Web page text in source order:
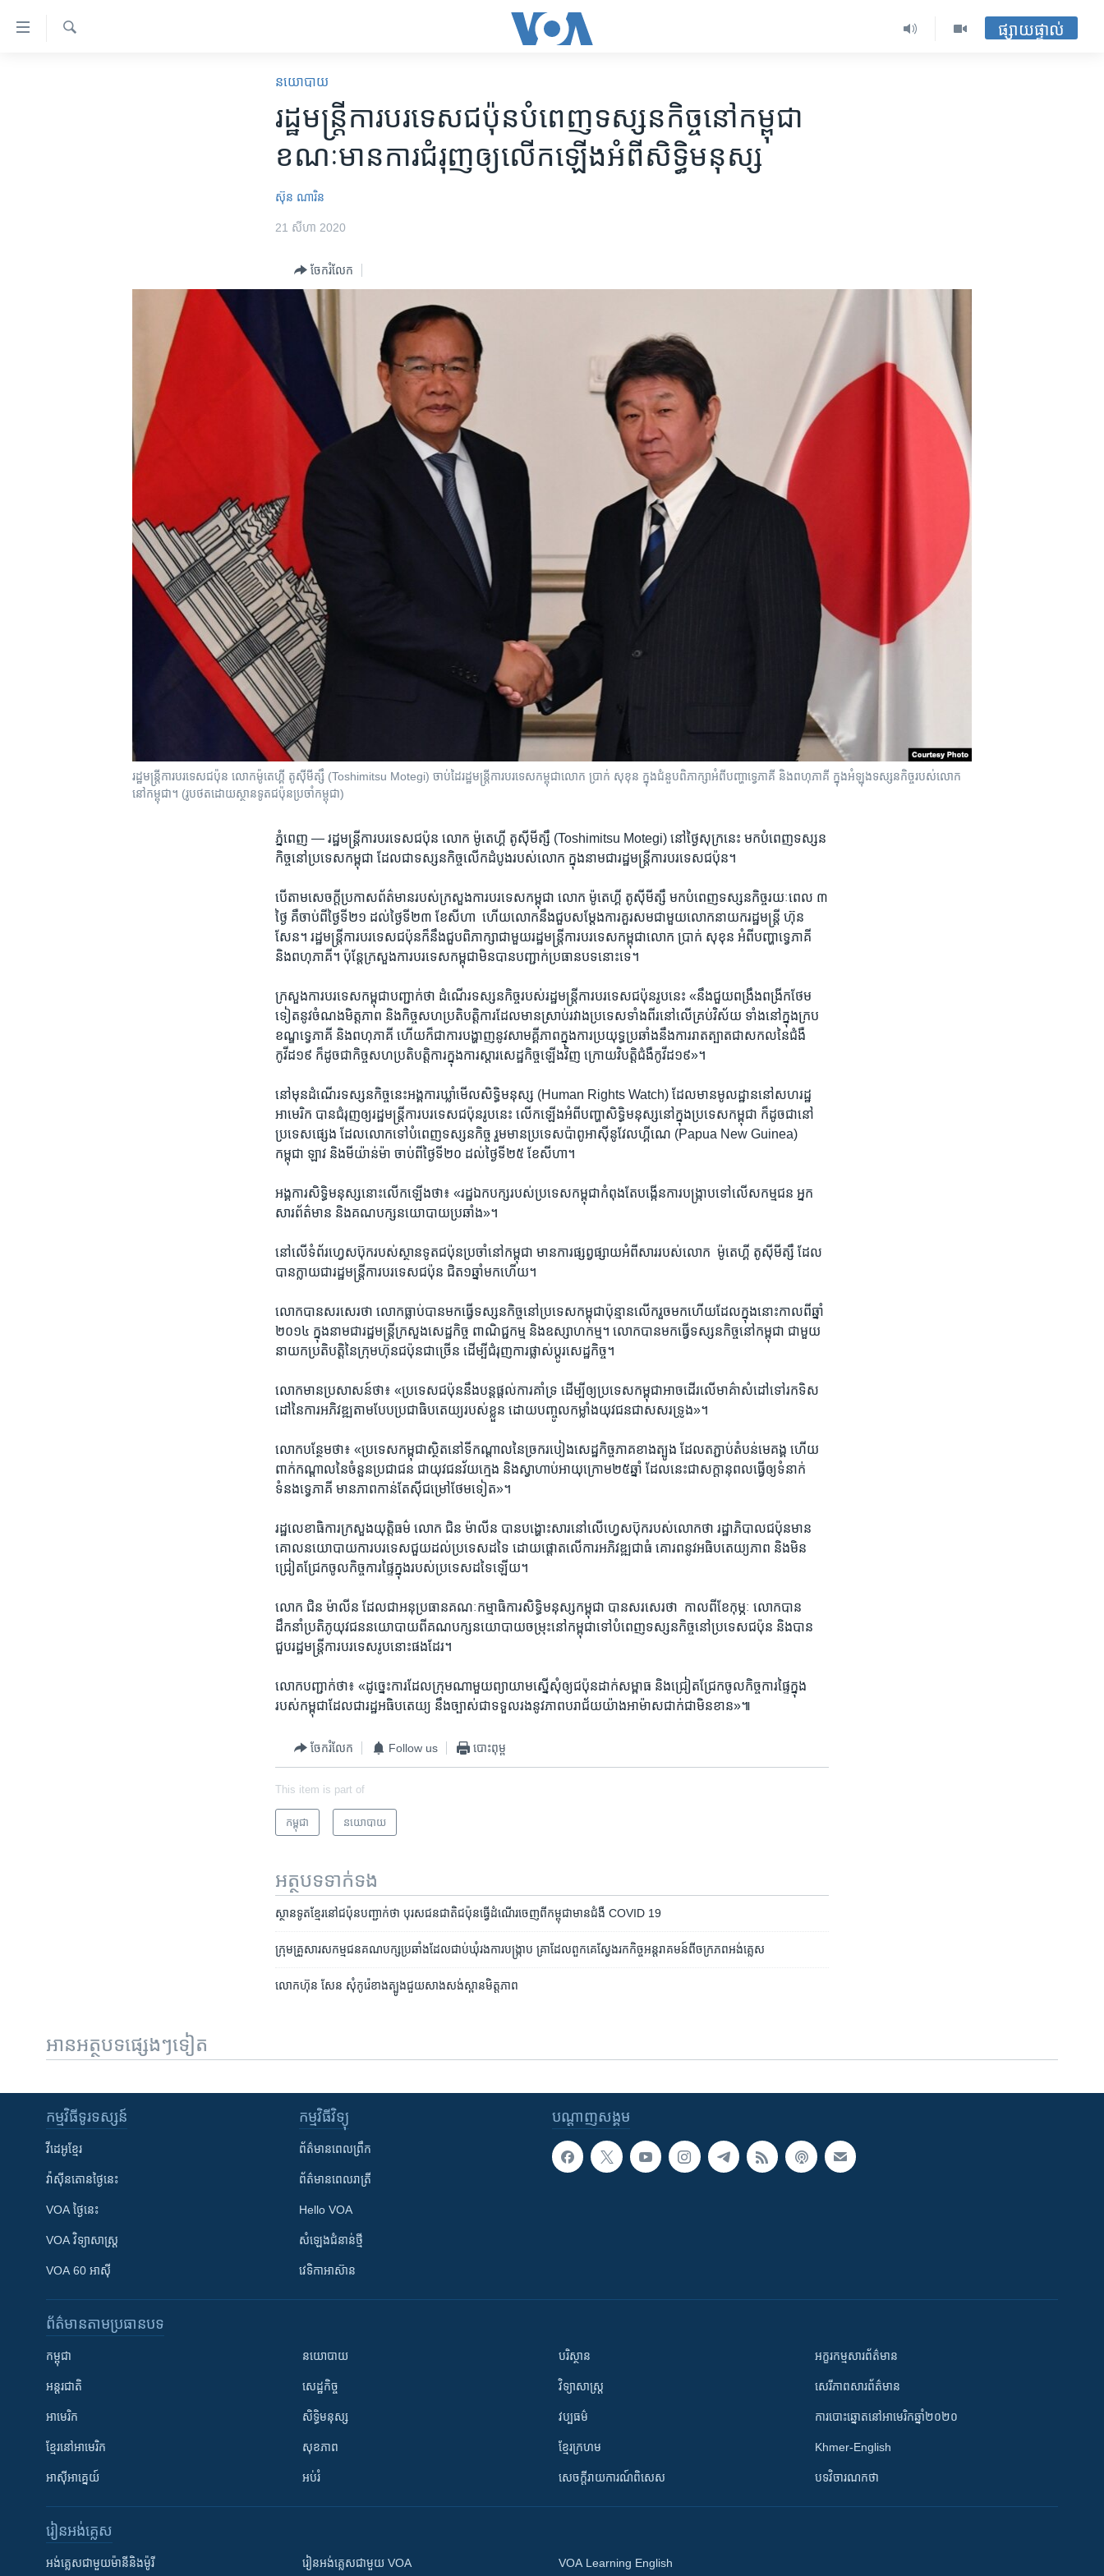
ទៅ​
ផ្សាយផ្ទាល់
នយោបាយ
រដ្ឋមន្រ្តីការបរទេសជប៉ុនបំពេញទស្សនកិច្ចនៅកម្ពុជា
ខណៈមានការជំរុញឲ្យលើកឡើងអំពីសិទ្ធិមនុស្ស
ស៊ុន ណារិន
21 សីហា 2020
ចែករំលែក
រដ្ឋមន្រ្តីការបរទេសជប៉ុន លោកម៉ូតេហ្គី តូស៊ីមីត្សឹ (Toshimitsu Motegi) ចាប់ដៃរដ្ឋមន្រ្តីការបរទេសកម្ពុជាលោក ប្រាក់ សុខុន ក្នុងជំនួបពិភាក្សាអំពីបញ្ហាទ្វេភាគី និងពហុភាគី ក្នុងអំឡុងទស្សនកិច្ចរបស់លោក
នៅកម្ពុជា។ (រូបថតដោយស្ថានទូតជប៉ុនប្រចាំកម្ពុជា)
ភ្នំពេញ —រដ្ឋមន្រ្តី​ការ​បរទេស​ជប៉ុន​ លោក​ ម៉ូតេហ្គី តូស៊ីមីត្សឹ​ (Toshimitsu Motegi)​ នៅ​ថ្ងៃ​សុក្រ​នេះ ​មក​បំពេញ​ទស្សន​
កិច្ច​នៅ​ប្រទេស​កម្ពុជា ​ដែល​ជា​ទស្សន​កិច្ច​លើក​ដំបូង​របស់​លោក ​ក្នុង​នាម​ជា​រដ្ឋមន្រ្តី​ការ​បរទេស​ជប៉ុន។​
បើ​តាម​សេចក្តី​ប្រកាស​ព័ត៌មាន​របស់​ក្រសួង​ការ​បរទេស​កម្ពុជា ​លោក ​ម៉ូតេហ្គី តូស៊ីមីត្សឹ​ មក​បំពេញ​ទស្សន​កិច្ច​រយៈ​ពេល ​៣​
ថ្ងៃ​ គឺ​ចាប់​ពី​ថ្ងៃ​ទី​២១​ ដល់​ថ្ងៃ​ទី​២៣ ​ខែ​សីហា ​ ហើយ​លោក​នឹង​ជួប​សម្តែង​ការ​គួរ​សម​ជាមួយ​លោក​នាយក​រដ្ឋមន្រ្តី ​ហ៊ុន
សែន។ ​រដ្ឋមន្រ្តី​ការ​បរទេស​ជប៉ុន​ក៏​នឹង​ជួប​ពិភាក្សា​ជាមួយ​រដ្ឋមន្រ្តី​ការ​បរទេស​កម្ពុជា​លោក ​ប្រាក់ សុខុន ​អំពី​បញ្ហា​ទ្វេភាគី ​
និង​ពហុ​ភាគី។ ​ប៉ុន្តែ​ក្រសួង​ការ​បរទេស​កម្ពុជា​មិន​បាន​បញ្ជាក់​ប្រធាន​បទ​នោះ​ទេ។​
ក្រសួង​ការ​បរទេស​កម្ពុជា​បញ្ជាក់​ថា​ ដំណើរ​ទស្សន​កិច្ច​របស់​រដ្ឋមន្រ្តី​ការ​បរទេស​ជប៉ុន​រូប​នេះ​ «នឹង​ជួយ​ពង្រឹង​ពង្រីក​ថែម​
ទៀត​នូវ​ចំណង​មិត្តភាព ​និង​កិច្ច​សហ​ប្រតិបត្តិការ​ដែល​មាន​ស្រាប់​រវាង​ប្រទេស​ទាំង​ពីរ​នៅ​លើ​គ្រប់​វិស័យ ​ទាំង​នៅ​ក្នុង​ក្រប​
ខណ្ឌ​ទ្វេភាគី ​និង​ពហុ​ភាគី​ ហើយ​ក៏​ជា​ការ​បង្ហាញ​នូវ​សាមគ្គីភាព​ក្នុង​ការ​ប្រយុទ្ធ​ប្រឆាំង​នឹង​ការ​រាត​ត្បាត​ជា​សកល​នៃ​ជំងឺ​
កូវីដ១៩ ​ក៏​ដូច​ជា​កិច្ច​សហ​ប្រតិបត្តិ​ការ​ក្នុង​ការ​ស្តារ​សេដ្ឋកិច្ច​ឡើង​វិញ​ ក្រោយ​វិបត្តិ​ជំងឺ​កូវីដ១៩»។​
នៅ​មុន​ដំណើរ​ទស្សន​កិច្ច​នេះ​អង្គការ​ឃ្លាំ​មើល​សិទ្ធិ​មនុស្ស ​(Human Rights Watch) ​ដែល​មាន​មូលដ្ឋាន​នៅ​សហ​រដ្ឋ​
អាមេរិក​ បាន​ជំរុញ​ឲ្យ​រដ្ឋមន្រ្តី​ការ​បរទេស​ជប៉ុន​រូប​នេះ​ លើក​ឡើង​អំពី​បញ្ហា​សិទ្ធិ​មនុស្ស​នៅ​ក្នុង​ប្រទេស​កម្ពុជា ​ក៏ដូច​ជា​នៅ​
ប្រទេស​ផ្សេង ​ដែល​លោក​ទៅ​បំពេញ​ទស្សនកិច្ច ​រួម​មាន​ប្រទេស​ប៉ា​ពូ​អាស៊ី​នូវែល​ហ្គីណេ ​(Papua New Guinea)​
កម្ពុជា ​ឡាវ​ និង​មីយ៉ាន់ម៉ា ​ចាប់​ពី​ថ្ងៃ​ទី​២០​ ដល់​ថ្ងៃ​ទី​២៥​ ខែ​សីហា។​
អង្គការ​សិទ្ធិ​មនុស្ស​នោះ​លើក​ឡើង​ថា៖​ «រដ្ឋ​ឯក​បក្ស​របស់​ប្រទេស​កម្ពុជា​កំពុង​តែ​បង្កើន​ការ​បង្រ្កាប​ទៅ​លើ​សកម្ម​ជន ​អ្នក​
សារ​ព័ត៌មាន ​និង​គណបក្ស​នយោបាយ​ប្រឆាំង»។​
នៅ​លើ​ទំព័រ​ហ្វេសប៊ុក​របស់​ស្ថានទូត​ជប៉ុន​ប្រចាំ​នៅ​កម្ពុជា ​មាន​ការ​ផ្សព្វផ្សាយ​អំពី​សារ​របស់​លោក ​ ម៉ូតេហ្គី តូស៊ីមីត្សឹ ​ដែល​
បាន​ក្លាយ​ជា​រដ្ឋមន្រ្តី​ការ​បរទេស​ជប៉ុន ​ជិត​១​ឆ្នាំ​មក​ហើយ។
​លោក​បាន​សរសេរ​ថា​ លោក​ធ្លាប់​បាន​មក​ធ្វើ​ទស្សនកិច្ច​នៅ​ប្រទេស​កម្ពុជា​ប៉ុន្មាន​លើក​រួច​មក​ហើយ​ដែល​ក្នុង​នោះ​កាល​ពី​ឆ្នាំ​
២០១៤​ ក្នុង​នាម​ជា​រដ្ឋមន្រ្តី​ក្រសួង​សេដ្ឋកិច្ច ​ពាណិជ្ជ​កម្ម​ និង​ឧស្សាហកម្ម។ លោក​បាន​មក​ធ្វើ​ទស្សន​កិច្ច​នៅ​កម្ពុជា​ ជាមួយ​
នាយក​ប្រតិបត្តិ​នៃ​ក្រុមហ៊ុន​ជប៉ុន​ជា​ច្រើន ​ដើម្បី​ជំរុញ​ការ​ផ្លាស់​ប្តូរ​សេដ្ឋកិច្ច។ ​
លោក​មាន​ប្រសាសន៍​ថា៖ ​«ប្រទេស​ជប៉ុន​នឹង​បន្ត​ផ្តល់​ការ​គាំទ្រ​ ដើម្បី​ឲ្យ​ប្រទេស​កម្ពុជា​អាច​ដើរ​លើ​មាគ៌ា​សំដៅ​ទៅ​រក​ទិស​
ដៅ​នៃ​ការ​អភិវឌ្ឍ​តាម​បែប​ប្រជា​ធិបតេយ្យ​របស់​ខ្លួន​ ដោយ​បញ្ចូល​កម្លាំង​យុវជន​ជាសសរ​ទ្រូង»។ ​
លោក​បន្ថែម​ថា៖​ «ប្រទេស​កម្ពុជា​ស្ថិត​នៅ​ទី​កណ្តាល​នៃ​ច្រក​របៀង​សេដ្ឋកិច្ច​ភាគ​ខាង​ត្បូង ​ដែល​ត​ភ្ជាប់​តំបន់​មេគង្គ​ ហើយ​
ពាក់​កណ្តាល​នៃ​ចំនួន​ប្រជាជន​ ជា​យុវជន​វ័យ​ក្មេង​ និង​ស្វាហាប់​អាយុ​ក្រោម​២៥​ឆ្នាំ ​ដែល​នេះ​ជា​សក្តានុពល​ធ្វើ​ឲ្យ​ទំនាក់​
ទំនង​ទ្វេ​ភាគី​ មាន​ភាព​កាន់​តែ​ស៊ី​ជម្រៅ​ថែម​ទៀត»។​
រដ្ឋ​លេខាធិការ​ក្រសួង​យុត្តិធម៌ ​លោក ​ជិន ម៉ាលីន​ បាន​បង្ហោះ​សារ​នៅ​លើ​ហ្វេសប៊ុក​របស់​លោក​ថា ​រដ្ឋាភិបាល​ជប៉ុន​មាន​
គោល​នយោបាយ​ការ​បរទេស​ជួយ​ដល់​ប្រទេស​ដទៃ​ ដោយ​ផ្តោត​លើ​ការ​អភិវឌ្ឍ​ជា​ធំ គោរព​នូវ​អធិប​តេយ្យភាព និង​មិន​
ជ្រៀត​ជ្រែក​ចូល​កិច្ចការ​ផ្ទៃ​ក្នុង​របស់​ប្រទេស​ដទៃ​ឡើយ។​
លោក​ ជិន ម៉ាលីន ​ដែល​ជា​អនុ​ប្រធាន​គណៈ​កម្មាធិការ​សិទ្ធិ​មនុស្ស​កម្ពុជា​ បាន​សរសេរ​ថា ​ ​កាល​ពី​ខែ​កុម្ភៈ ​លោក​បាន​
ដឹកនាំ​ប្រតិភូ​យុវជន​នយោបាយ​ពី​គណ​បក្ស​នយោបាយ​ចម្រុះ​នៅ​កម្ពុជា​ទៅ​បំពេញ​ទស្សន​កិច្ច​នៅ​ប្រទេស​ជប៉ុន ​និង​បាន​
ជួប​រដ្ឋមន្រ្តី​ការ​បរទេស​រូប​នោះ​ផង​ដែរ។​
លោក​បញ្ជាក់​ថា៖​ «ដូច្នេះ​ការ​ដែល​ក្រុម​ណាមួយ​ព្យាយាម​ស្នើ​សុំ​ឲ្យ​ជប៉ុន​ដាក់​សម្ពាធ​ និង​ជ្រៀត​ជ្រែក​ចូល​កិច្ចការ​ផ្ទៃ​ក្នុង​
របស់​កម្ពុជា​ដែល​ជា​រដ្ឋ​អធិប​តេយ្យ​ នឹង​ច្បាស់​ជា​ទទួល​រង​នូវ​ភាព​បរាជ័យ​យ៉ាង​អាម៉ាស​ជាក់​ជា​មិន​ខាន»៕
ចែករំលែក Follow us បោះពុម្ព
This item is part of
កម្ពុជា នយោបាយ
អត្ថបទ​ទាក់ទង
ស្ថាន​ទូត​ខ្មែរ​នៅ​ជប៉ុន​បញ្ជាក់​ថា ​បុរស​ជនជាតិ​ជប៉ុន​ធ្វើ​ដំណើរ​ចេញ​ពី​កម្ពុជា​មាន​ជំងឺ ​COVID 19
ក្រុមគ្រួសារ​សកម្មជន​គណបក្ស​ប្រឆាំង​ដែល​ជាប់​ឃុំ​រង​ការបង្ក្រាប គ្រា​ដែល​ពួកគេ​ស្វែង​រក​កិច្ច​អន្តរាគមន៍​ពីចក្រភព​អង់គ្លេស
លោក​ហ៊ុន សែន​ សុំ​កូរ៉េខាងត្បូង​ជួយ​សាងសង់​ស្ពាន​មិត្តភាព
អានអត្ថបទផ្សេងៗទៀត
បណ្តាញ​សង្គម
កម្មវិធី​ទូរទស្សន៍
វីដេអូ​ខ្មែរ
វ៉ាស៊ីនតោន​ថ្ងៃ​នេះ
VOA ថ្ងៃនេះ
VOA ​វិទ្យាសាស្ត្រ
VOA 60 អាស៊ី
កម្មវិធី​វិទ្យុ
ព័ត៌មាន​ពេល​ព្រឹក
ព័ត៌មាន​​ពេល​រាត្រី
Hello VOA
សំឡេង​ជំនាន់​ថ្មី
វេទិកា​អាស៊ាន
ព័ត៌មាន​តាមប្រធានបទ​
កម្ពុជា
អន្តរជាតិ
អាមេរិក
ខ្មែរ​នៅអាមេរិក
អាស៊ីអាគ្នេយ៍
នយោបាយ
សេដ្ឋកិច្ច
សិទ្ធិមនុស្ស
សុខភាព
អប់រំ
បរិស្ថាន
វិទ្យាសាស្រ្ត
វប្បធម៌
ខ្មែរក្រហម
សេចក្តីរាយការណ៍ពិសេស
អក្ខរកម្មសារព័ត៌មាន
សេរីភាពសារព័ត៌មាន
ការបោះឆ្នោតនៅអាមេរិកឆ្នាំ២០២០
Khmer-English
បទវិចារណកថា
រៀន​​អង់គ្លេស
អង់គ្លេស​ជាមួយ​ម៉ានី​និង​ម៉ូរី រៀន​​​​​​អង់គ្លេស​​ជាមួយ VOA VOA Learning English